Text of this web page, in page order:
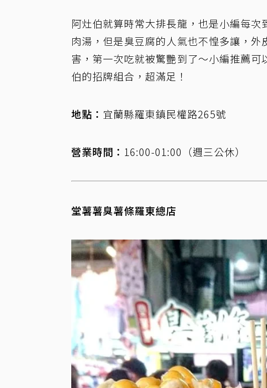
阿灶伯就算時常大排長龍，也是小編每
肉湯，但是臭豆腐的人氣也不惶多讓，
害，第一次吃就被驚艷到了～小編推薦
伯的招牌組合，超滿足！
地點： 宜蘭縣羅東鎮民權路265號
營業時間： 16:00-01:00（週三公休）
堂薯薯臭薯條羅東總店